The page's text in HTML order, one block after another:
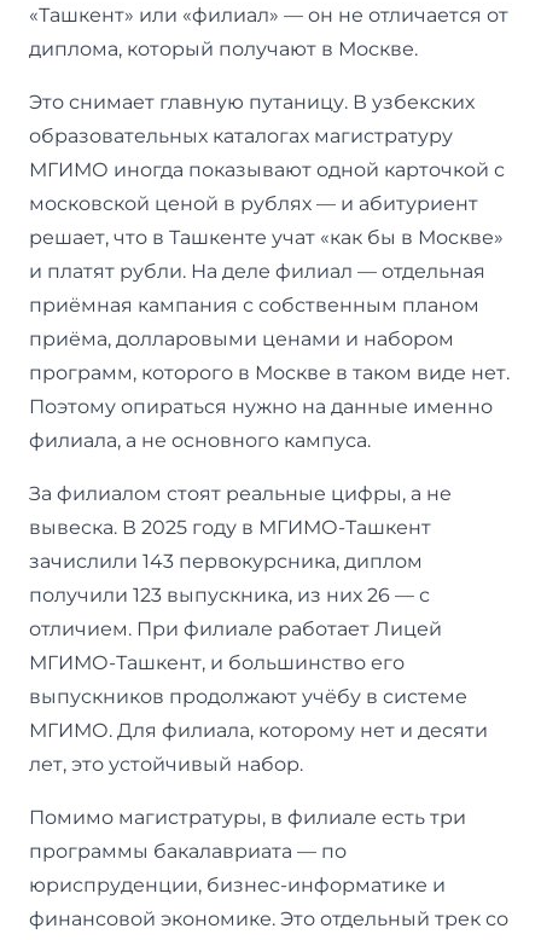
«Ташкент» или «филиал» — он не отличается от
диплома, который получают в Москве.
Это снимает главную путаницу. В узбекских
образовательных каталогах магистратуру
МГИМО иногда показывают одной карточкой с
московской ценой в рублях — и абитуриент
решает, что в Ташкенте учат «как бы в Москве»
и платят рубли. На деле филиал — отдельная
приёмная кампания с собственным планом
приёма, долларовыми ценами и набором
программ, которого в Москве в таком виде нет.
Поэтому опираться нужно на данные именно
филиала, а не основного кампуса.
За филиалом стоят реальные цифры, а не
вывеска. В 2025 году в МГИМО-Ташкент
зачислили 143 первокурсника, диплом
получили 123 выпускника, из них 26 — с
отличием. При филиале работает Лицей
МГИМО-Ташкент, и большинство его
выпускников продолжают учёбу в системе
МГИМО. Для филиала, которому нет и десяти
лет, это устойчивый набор.
Помимо магистратуры, в филиале есть три
программы бакалавриата — по
юриспруденции, бизнес-информатике и
финансовой экономике. Это отдельный трек со